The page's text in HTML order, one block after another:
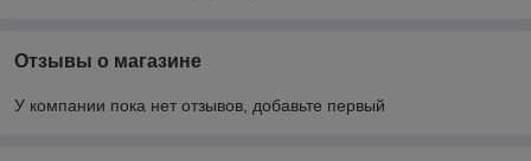
Отзывы о магазине
У компании пока нет отзывов, добавьте первый